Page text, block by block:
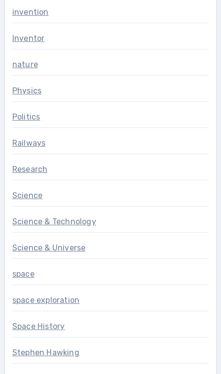
invention
Inventor
nature
Physics
Politics
Railways
Research
Science
Science & Technology
Science & Universe
space
space exploration
Space History
Stephen Hawking